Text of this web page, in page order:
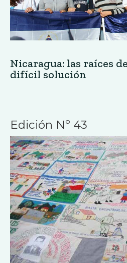
Nicaragua: las raíces
difícil solución
Edición Nº 43